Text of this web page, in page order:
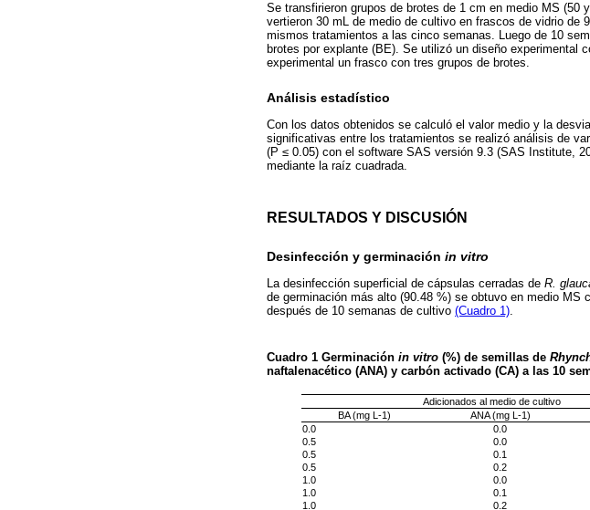
Se transfirieron grupos de brotes de 1 cm en medio MS (50
vertieron 30 mL de medio de cultivo en frascos de vidrio
mismos tratamientos a las cinco semanas. Luego de 10
brotes por explante (BE). Se utilizó un diseño experimental
experimental un frasco con tres grupos de brotes.
Análisis estadístico
Con los datos obtenidos se calculó el valor medio y la
significativas entre los tratamientos se realizó análisis de
(P ≤ 0.05) con el software SAS versión 9.3 (SAS Institute,
mediante la raíz cuadrada.
RESULTADOS Y DISCUSIÓN
Desinfección y germinación in vitro
La desinfección superficial de cápsulas cerradas de R.
de germinación más alto (90.48 %) se obtuvo en medio MS
después de 10 semanas de cultivo (Cuadro 1)
Cuadro 1 Germinación in vitro (%) de semillas de
naftalenacético (ANA) y carbón activado (CA) a las 10
Adicionados al medio de cultivo
BA (mg L-1) ANA (mg L-1)
0.0
0.0
0.5
0.0
0.5
0.1
0.5
0.2
1.0
0.0
1.0
0.1
1.0
0.2